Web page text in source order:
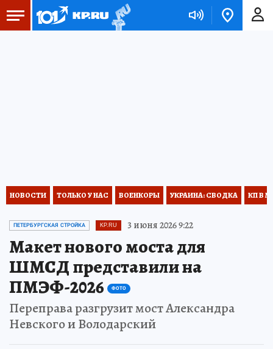
НОВОСТИ ТОЛЬКО У НАС ВОЕНКОРЫ УКРАИНА: СВОДКА КП В
ПЕТЕРБУРГСКАЯ СТРОЙКА KP.RU 3 июня 2026 9:22
Макет нового моста для
ШМСД представили на
ПМЭФ-2026
ФОТО
Переправа разгрузит мост Александра
Невского и Володарский